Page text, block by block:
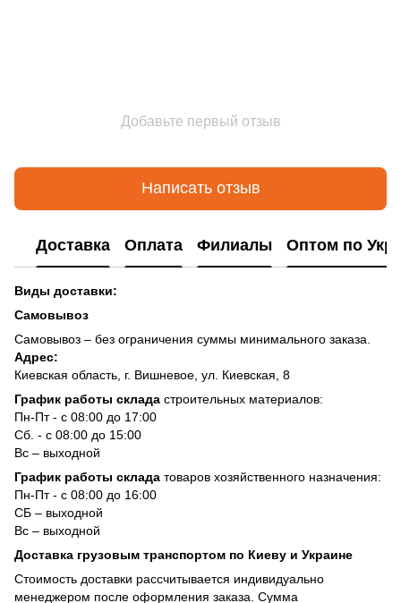
Добавьте первый отзыв
Написать отзыв
Доставка Оплата Филиалы Оптом по
Виды доставки:
Самовывоз
Самовывоз – без ограничения суммы минимального заказа.
Адрес:
Киевская область, г. Вишневое, ул. Киевская, 8
График работы склада строительных материалов:
Пн-Пт - с 08:00 до 17:00
Сб. - с 08:00 до 15:00
Вс – выходной
График работы склада товаров хозяйственного назначения:
Пн-Пт - с 08:00 до 16:00
СБ – выходной
Вс – выходной
Доставка грузовым транспортом по Киеву и Украине
Стоимость доставки рассчитывается индивидуально
менеджером после оформления заказа. Сумма